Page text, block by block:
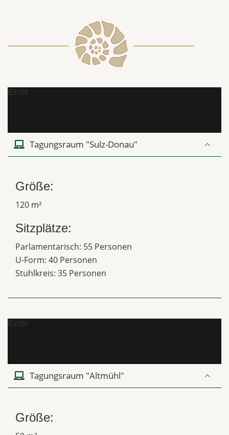
Error
Tagungsraum "Sulz-Donau"
Größe:
120 m²
Sitzplätze:
Parlamentarisch: 55 Personen
U-Form: 40 Personen
Stuhlkreis: 35 Personen
Error
Tagungsraum "Altmühl"
Größe: